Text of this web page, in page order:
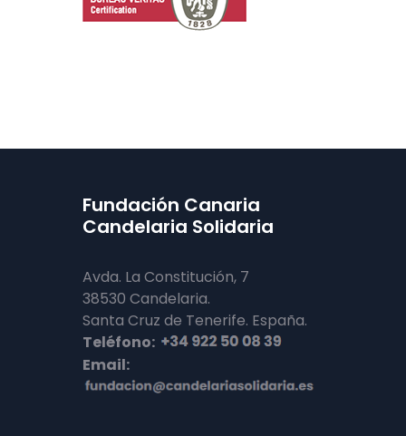
Fundación Canaria
Candelaria Solidaria
Avda. La Constitución, 7
38530 Candelaria.
Santa Cruz de Tenerife. España.
Teléfono:
Email: